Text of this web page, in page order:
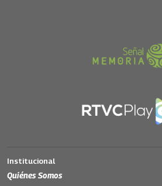
Institucional
Quiénes Somos